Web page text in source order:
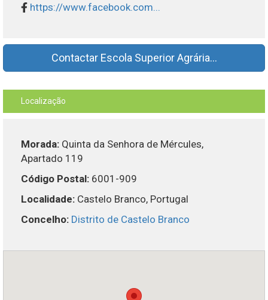
https://www.facebook.com...
Contactar Escola Superior Agrária...
Localização
Morada: Quinta da Senhora de Mércules,
Apartado 119
Código Postal: 6001-909
Localidade: Castelo Branco, Portugal
Concelho: Distrito de Castelo Branco